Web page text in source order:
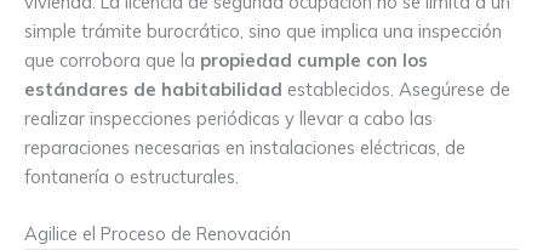
simple trámite burocrático, sino que implica una inspección
que corrobora que la propiedad cumple con los
estándares de habitabilidad establecidos. Asegúrese de
realizar inspecciones periódicas y llevar a cabo las
reparaciones necesarias en instalaciones eléctricas, de
fontanería o estructurales.
Agilice el Proceso de Renovación